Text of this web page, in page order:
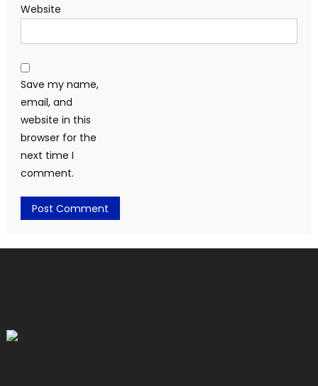
Website
Save my name,
email, and
website in this
browser for the
next time I
comment.